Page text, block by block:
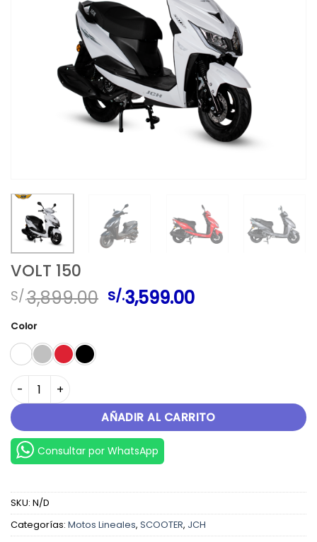
VOLT 150
S/.3,899.00 El
precio
S/.3,599.00El
Color
VOLT 150 cantidad
AÑADIR AL CARRITO
Consultar por WhatsApp
SKU: N/D
Categorías: Motos Lineales, SCOOTER, JCH